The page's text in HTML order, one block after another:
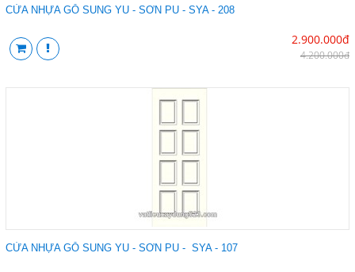
CỬA NHỰA GỖ SUNG YU - SƠN PU - SYA - 208
2.900.000đ
4.200.000đ
CỬA NHỰA GỖ SUNG YU - SƠN PU - SYA - 107